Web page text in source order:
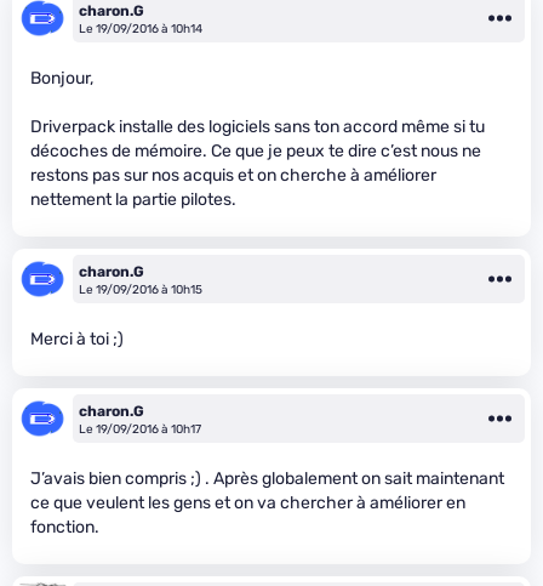
charon.G
Le 19/09/2016 à 10h14
Bonjour,
Driverpack installe des logiciels sans ton accord même si tu
décoches de mémoire. Ce que je peux te dire c’est nous ne
restons pas sur nos acquis et on cherche à améliorer
nettement la partie pilotes.
charon.G
Le 19/09/2016 à 10h15
Merci à toi ;)
charon.G
Le 19/09/2016 à 10h17
J’avais bien compris ;) . Après globalement on sait maintenant
ce que veulent les gens et on va chercher à améliorer en
fonction.